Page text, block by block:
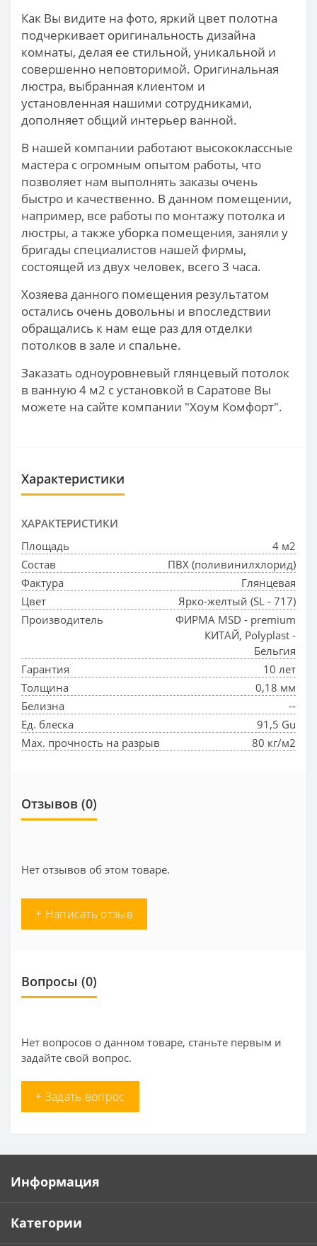
Как Вы видите на фото, яркий цвет полотна
подчеркивает оригинальность дизайна
комнаты, делая ее стильной, уникальной и
совершенно неповторимой. Оригинальная
люстра, выбранная клиентом и
установленная нашими сотрудниками,
дополняет общий интерьер ванной.
В нашей компании работают высококлассные
мастера с огромным опытом работы, что
позволяет нам выполнять заказы очень
быстро и качественно. В данном помещении,
например, все работы по монтажу потолка и
люстры, а также уборка помещения, заняли у
бригады специалистов нашей фирмы,
состоящей из двух человек, всего 3 часа.
Хозяева данного помещения результатом
остались очень довольны и впоследствии
обращались к нам еще раз для отделки
потолков в зале и спальне.
Заказать одноуровневый глянцевый потолок
в ванную 4 м2 с установкой в Саратове Вы
можете на сайте компании "Хоум Комфорт".
Характеристики
ХАРАКТЕРИСТИКИ
Площадь
4 м2
Состав
ПВХ (поливинилхлорид)
Фактура
Глянцевая
Цвет
Ярко-желтый (SL - 717)
Производитель
ФИРМА MSD - premium
КИТАЙ, Polyplast -
Бельгия
Гарантия
10 лет
Толщина
0,18 мм
Белизна
--
Ед. блеска
91,5 Gu
Max. прочность на разрыв
80 кг/м2
Отзывов (0)
Нет отзывов об этом товаре.
+ Написать отзыв
Вопросы (0)
Нет вопросов о данном товаре, станьте первым и
задайте свой вопрос.
+ Задать вопрос
Информация
Категории